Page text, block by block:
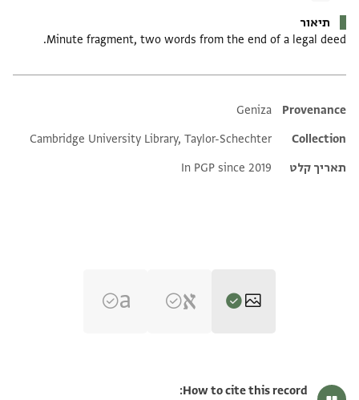
תיאור
Minute fragment, two words from the end of a legal deed.
Additional metadata
Provenance
Geniza
Collection
Cambridge University Library, Taylor-Schechter
תאריך קלט
In PGP since 2019
How to cite this record: